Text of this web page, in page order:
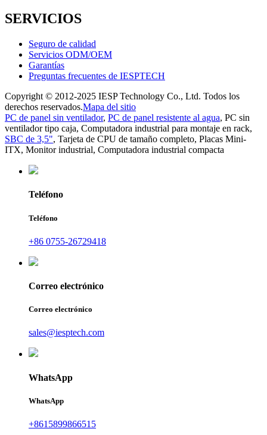
SERVICIOS
Seguro de calidad
Servicios ODM/OEM
Garantías
Preguntas frecuentes de IESPTECH
Copyright © 2012-2025 IESP Technology Co., Ltd. Todos los
derechos reservados.Mapa del sitio
PC de panel sin ventilador, PC de panel resistente al agua, PC sin
ventilador tipo caja, Computadora industrial para montaje en rack,
SBC de 3,5", Tarjeta de CPU de tamaño completo, Placas Mini-
ITX, Monitor industrial, Computadora industrial compacta
Teléfono
Teléfono
+86 0755-26729418
Correo electrónico
Correo electrónico
sales@iesptech.com
WhatsApp
WhatsApp
+8615899866515